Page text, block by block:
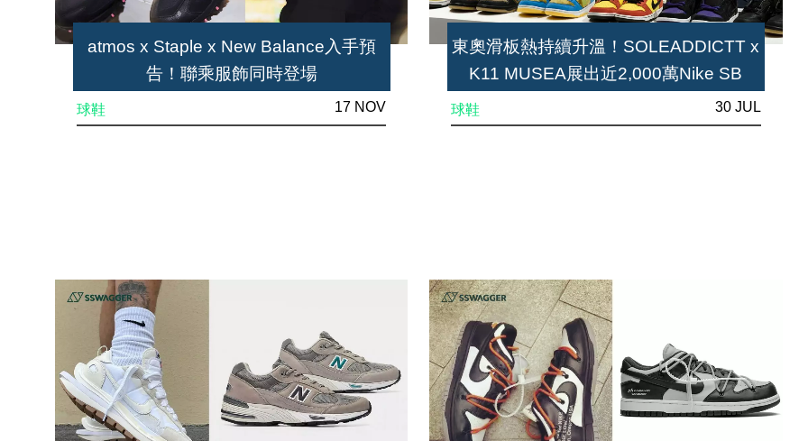
atmos x Staple x New Balance入手預
告！聯乘服飾同時登場
球鞋 17 NOV
東奧滑板熱持續升溫！SOLEADDICTT x
K11 MUSEA展出近2,000萬Nike SB
球鞋 30 JUL